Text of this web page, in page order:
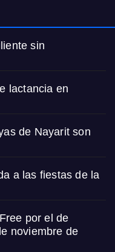
sin
lactancia en
de Nayarit son
a las fiestas de la
por el de
noviembre de